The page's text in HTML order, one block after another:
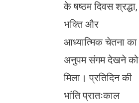
के षष्ठम दिवस श्रद्धा,
भक्ति और
आध्यात्मिक चेतना का
अनुपम संगम देखने को
मिला। प्रतिदिन की
भांति प्रातःकाल